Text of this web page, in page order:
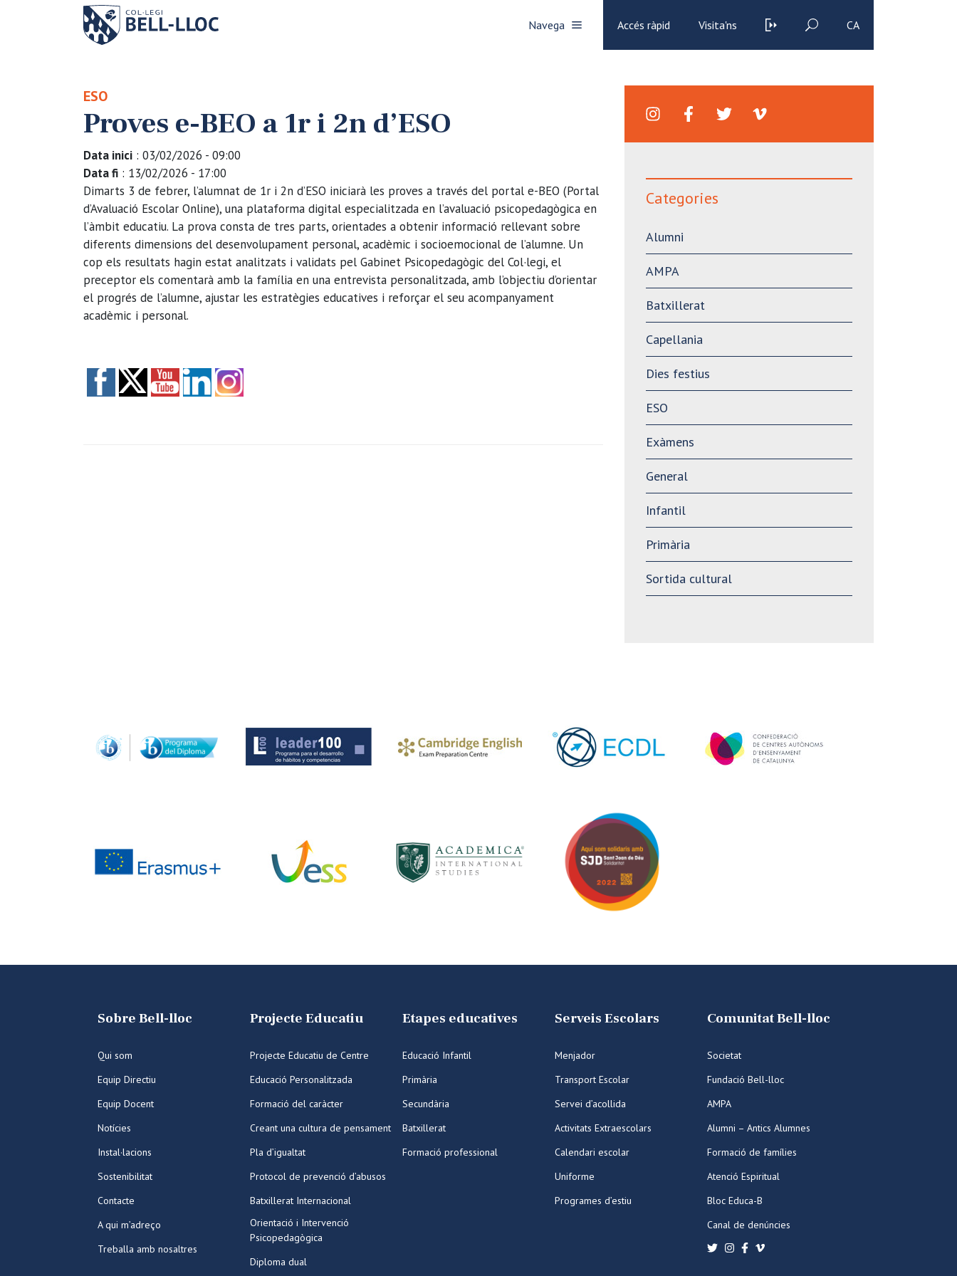
Navega Accés ràpid Visita'ns CA
ESO
Proves e-BEO a 1r i 2n d’ESO
Data inici : 03/02/2026 - 09:00
Data fi : 13/02/2026 - 17:00
Dimarts 3 de febrer, l’alumnat de 1r i 2n d’ESO iniciarà les proves a través del portal e-BEO (Portal
d’Avaluació Escolar Online), una plataforma digital especialitzada en l’avaluació psicopedagògica en
l’àmbit educatiu. La prova consta de tres parts, orientades a obtenir informació rellevant sobre
diferents dimensions del desenvolupament personal, acadèmic i socioemocional de l’alumne. Un
cop els resultats hagin estat analitzats i validats pel Gabinet Psicopedagògic del Col·legi, el
preceptor els comentarà amb la família en una entrevista personalitzada, amb l’objectiu d’orientar
el progrés de l’alumne, ajustar les estratègies educatives i reforçar el seu acompanyament
acadèmic i personal.
Categories
Alumni
AMPA
Batxillerat
Capellania
Dies festius
ESO
Exàmens
General
Infantil
Primària
Sortida cultural
Sobre Bell-lloc
Qui som
Equip Directiu
Equip Docent
Notícies
Instal·lacions
Sostenibilitat
Contacte
A qui m’adreço
Treballa amb nosaltres
Projecte Educatiu
Projecte Educatiu de Centre
Educació Personalitzada
Formació del caràcter
Creant una cultura de pensament
Pla d’igualtat
Protocol de prevenció d’abusos
Batxillerat Internacional
Orientació i Intervenció
Psicopedagògica
Diploma dual
Etapes educatives
Educació Infantil
Primària
Secundària
Batxillerat
Formació professional
Serveis Escolars
Menjador
Transport Escolar
Servei d’acollida
Activitats Extraescolars
Calendari escolar
Uniforme
Programes d’estiu
Comunitat Bell-lloc
Societat
Fundació Bell-lloc
AMPA
Alumni – Antics Alumnes
Formació de famílies
Atenció Espiritual
Bloc Educa-B
Canal de denúncies